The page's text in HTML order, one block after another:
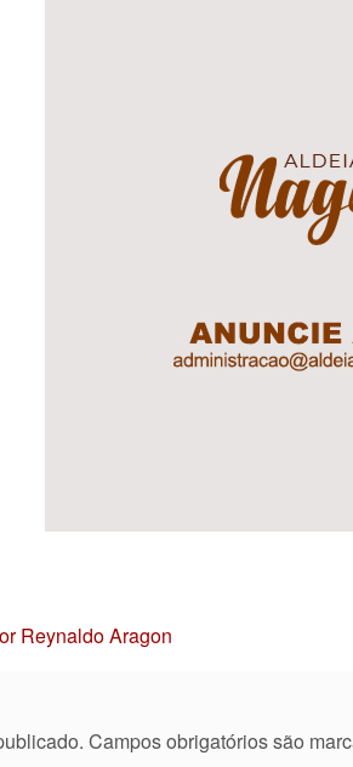
Reynaldo Aragon
Campos obrigatórios são